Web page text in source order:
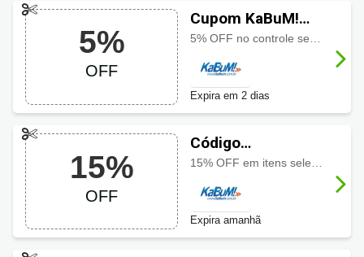
5%
OFF
Cupom KaBuM!
com 5% OFF
Expira em 2 dias
15%
OFF
Código
promocional
KaBuM! com 15%
OFF
Expira amanhã